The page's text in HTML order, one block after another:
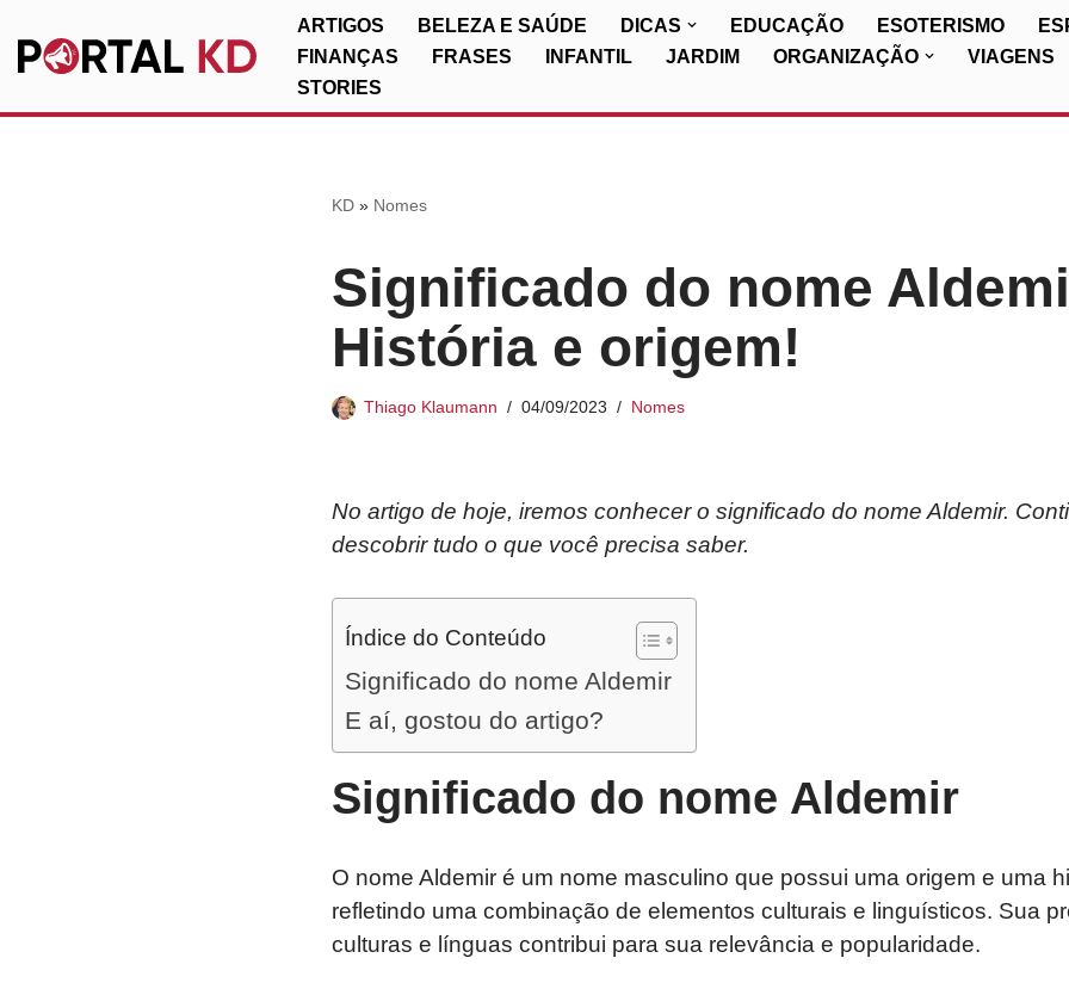
Pular
ARTIGOS BELEZA E SAÚDE DICAS EDUCAÇÃO ESOTERISMO
FINANÇAS
FRASES INFANTIL JARDIM ORGANIZAÇÃO VIAGENS
STORIES
KD» Nomes
Significado do nome
História e origem!
Thiago Klaumann 04/09/2023 Nomes
No artigo de hoje, iremos conhecer o significado do nome Aldemir.
descobrir tudo o que você precisa saber.
Índice do Conteúdo
Significado do nome Aldemir
E aí, gostou do artigo?
Significado do nome Aldemir
O nome Aldemir é um nome masculino que possui uma origem e uma
refletindo uma combinação de elementos culturais e linguísticos. Sua
culturas e línguas contribui para sua relevância e popularidade.